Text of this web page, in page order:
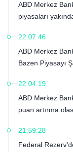
ABD Merkez
piyasaları
22:07:46
ABD Merkez
Bazen Piyasayı
22:04:19
ABD Merkez
puan artırma
21:59:28
Federal